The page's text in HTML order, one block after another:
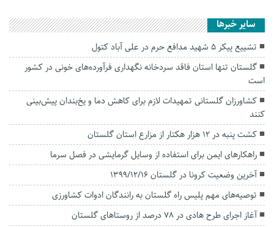
سایر خبرها
تشییع پیکر ۵ شهید مدافع حرم در علی آباد کتول
گلستان تنها استان فاقد سردخانه نگهداری فرآورده‌های خونی در کشور
است
کشاورزان گلستانی تمهیدات لازم برای کاهش دما و یخ‌بندان پیش‌بینی
کنند
کشت پنبه در ۱۲ هزار هکتار از مزارع استان گلستان
راهکارهای ایمن برای استفاده از وسایل گرمایشی در فصل سرما
آخرین وضعیت کرونا در گلستان 1399/12/16
توصیه‌های مهم پلیس راه گلستان به رانندگان ادوات کشاورزی
آغاز اجرای طرح هادی در ۷۸ درصد از روستا‌های گلستان